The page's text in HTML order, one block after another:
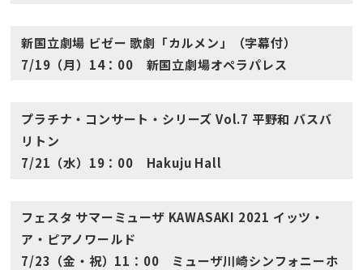
新国立劇場 ビゼー 歌劇「カルメン」（字幕付）
7/19（月）14：00 新国立劇場オペラパレス
プラチナ・コンサート・シリーズ Vol.7 平野和 バスバ
リトン
7/21（水）19：00 Hakuju Hall
フェスタ サマーミューザ KAWASAKI 2021 イッツ・
ア・ピアノワールド
7/23（金・祝）11：00 ミューザ川崎シンフォニーホ